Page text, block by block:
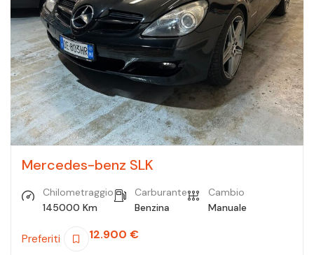
Mercedes-benz SLK
Chilometraggio
145000 Km
Carburante
Benzina
Cambio
Manuale
Preferiti 12.900 €